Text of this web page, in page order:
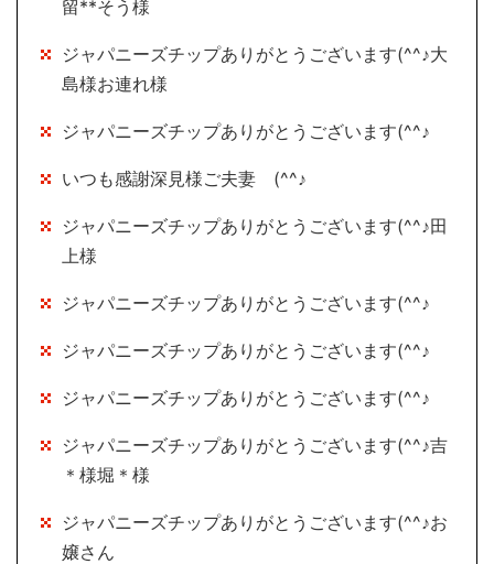
留**そう様
ジャパニーズチップありがとうございます(^^♪大
島様お連れ様
ジャパニーズチップありがとうございます(^^♪
いつも感謝深見様ご夫妻 (^^♪
ジャパニーズチップありがとうございます(^^♪田
上様
ジャパニーズチップありがとうございます(^^♪
ジャパニーズチップありがとうございます(^^♪
ジャパニーズチップありがとうございます(^^♪
ジャパニーズチップありがとうございます(^^♪吉
＊様堀＊様
ジャパニーズチップありがとうございます(^^♪お
嬢さん